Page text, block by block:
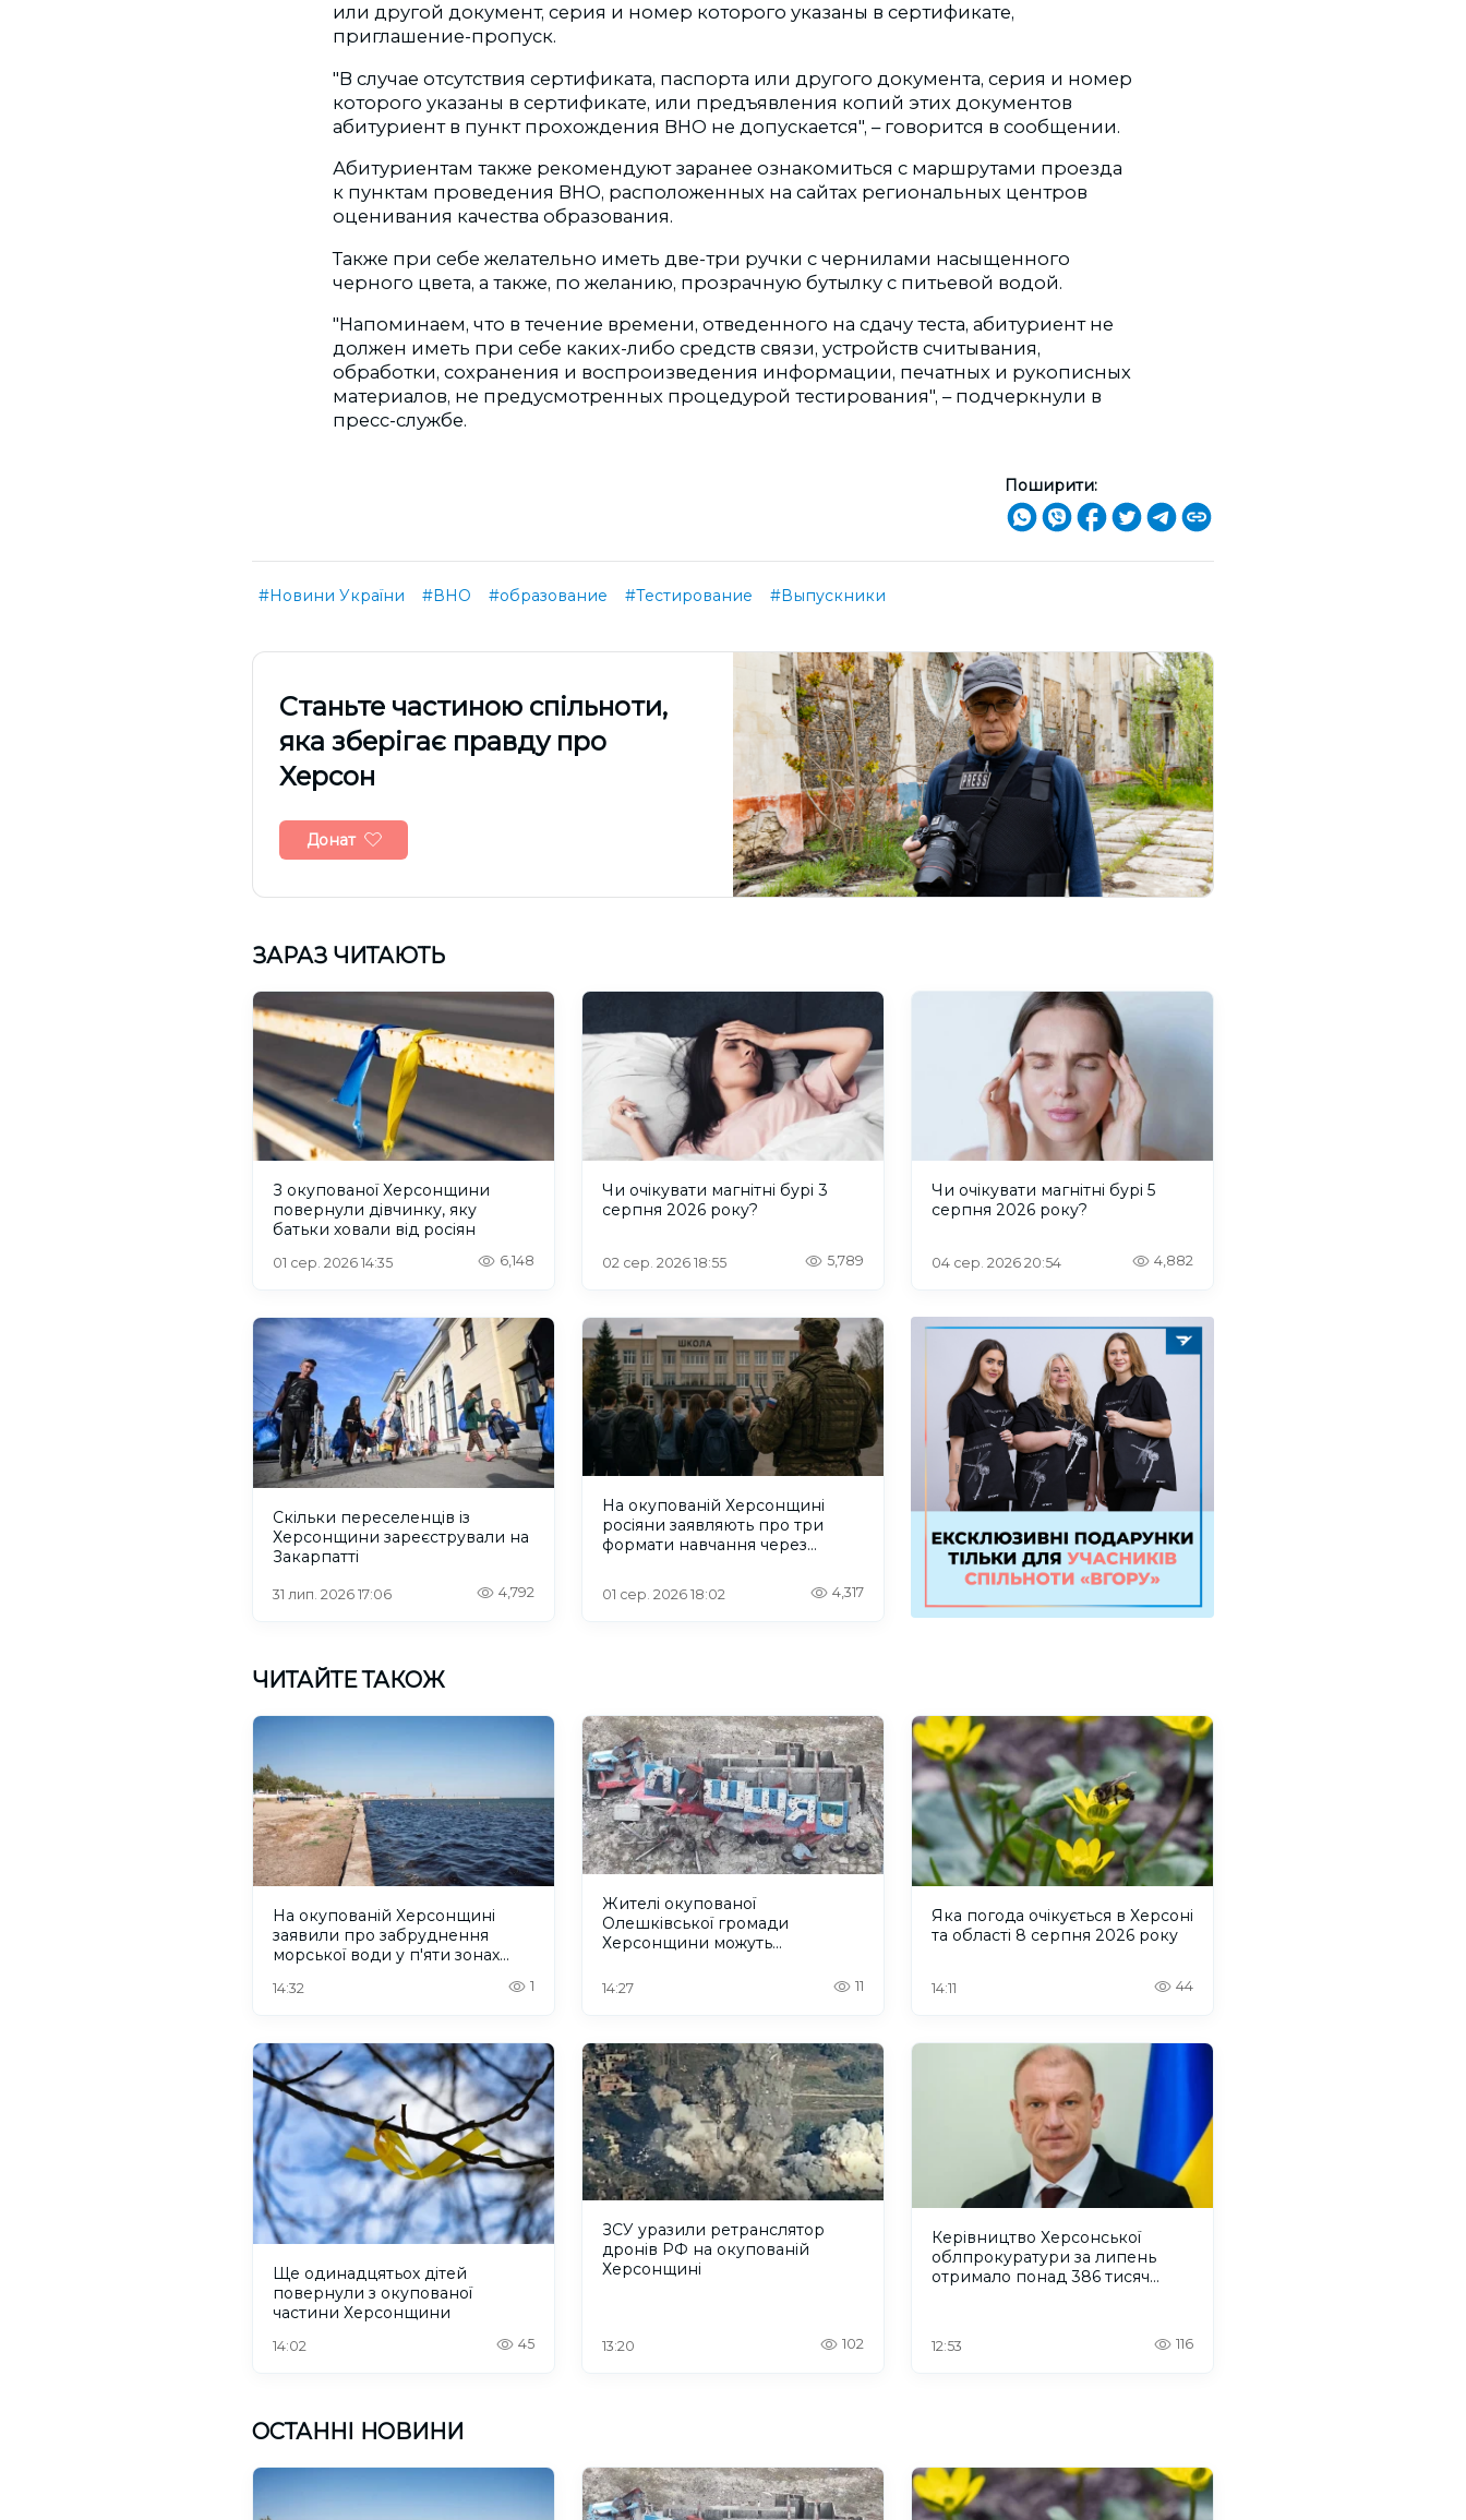
или другой документ, серия и номер которого указаны в сертификате,
приглашение-пропуск.
"В случае отсутствия сертификата, паспорта или другого документа, серия и номер
которого указаны в сертификате, или предъявления копий этих документов
абитуриент в пункт прохождения ВНО не допускается", – говорится в сообщении.
Абитуриентам также рекомендуют заранее ознакомиться с маршрутами проезда
к пунктам проведения ВНО, расположенных на сайтах региональных центров
оценивания качества образования.
Также при себе желательно иметь две-три ручки с чернилами насыщенного
черного цвета, а также, по желанию, прозрачную бутылку с питьевой водой.
"Напоминаем, что в течение времени, отведенного на сдачу теста, абитуриент не
должен иметь при себе каких-либо средств связи, устройств считывания,
обработки, сохранения и воспроизведения информации, печатных и рукописных
материалов, не предусмотренных процедурой тестирования", – подчеркнули в
пресс-службе.
Поширити:
#Новини України #ВНО #образование #Тестирование #Выпускники
Cтаньте частиною спільноти,
яка зберігає правду про
Херсон
Донат
ЗАРАЗ ЧИТАЮТЬ
З окупованої Херсонщини
повернули дівчинку, яку
батьки ховали від росіян
01 сер. 2026 14:35 6,148
Чи очікувати магнітні бурі 3
серпня 2026 року?
02 сер. 2026 18:55 5,789
Чи очікувати магнітні бурі 5
серпня 2026 року?
04 сер. 2026 20:54 4,882
Скільки переселенців із
Херсонщини зареєстрували на
Закарпатті
31 лип. 2026 17:06 4,792
На окупованій Херсонщині
росіяни заявляють про три
формати навчання через
01 сер. 2026 18:02 4,317
ЧИТАЙТЕ ТАКОЖ
На окупованій Херсонщині
заявили про забруднення
морської води у п'яти зонах
14:32 1
Жителі окупованої
Олешківської громади
Херсонщини можуть
допомогу
14:27 11
Яка погода очікується в Херсоні
та області 8 серпня 2026 року
14:11 44
Ще одинадцятьох дітей
повернули з окупованої
частини Херсонщини
14:02 45
ЗСУ уразили ретранслятор
дронів РФ на окупованій
Херсонщині
13:20 102
Керівництво Херсонської
облпрокуратури за липень
отримало понад 386 тисяч
12:53 116
ОСТАННІ НОВИНИ